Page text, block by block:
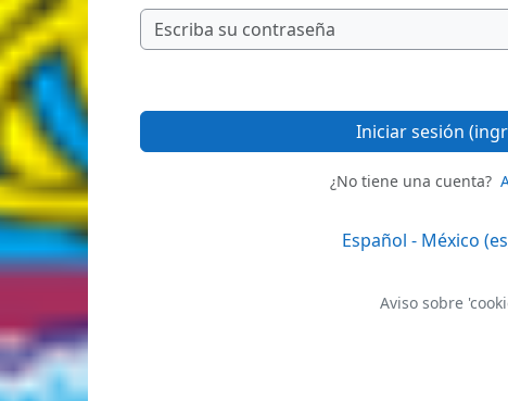
Iniciar sesión
¿No tiene una cuenta?
Español - México
Aviso sobre